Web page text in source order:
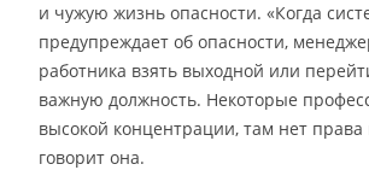
и чужую жизнь опасности. «Когда
предупреждает об опасности,
работника взять выходной или
важную должность. Некоторые
высокой концентрации, там нет
говорит она.